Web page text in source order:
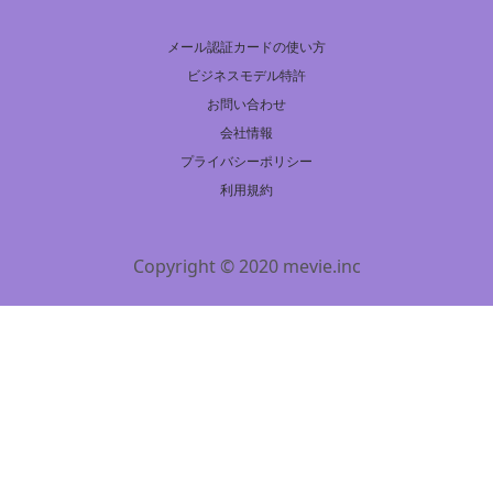
メール認証カードの使い方
ビジネスモデル特許
お問い合わせ
会社情報
プライバシーポリシー
利用規約
Copyright © 2020 mevie.inc